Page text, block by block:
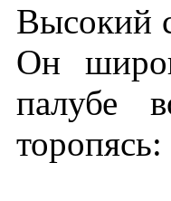
Высокий
Он
палубе
торопясь: